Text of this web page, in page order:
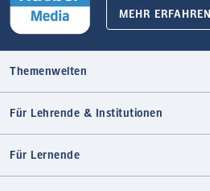
MEHR ERFAHREN
Themenwelten
Für Lehrende & Institutionen
Für Lernende